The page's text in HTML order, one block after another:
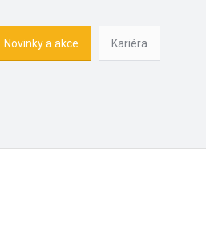
Novinky a akce Kariéra